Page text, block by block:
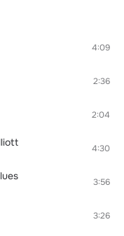
4:09
2:36
2:04
4:30
3:56
3:26